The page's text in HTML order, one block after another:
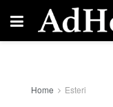
Home Esteri